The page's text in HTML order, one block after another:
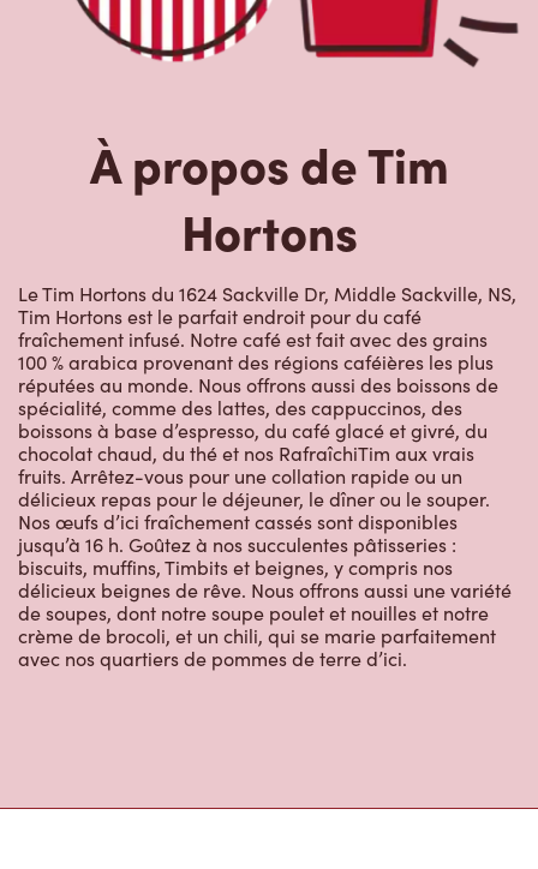
À propos de Tim
Hortons
Le Tim Hortons du 1624 Sackville Dr, Middle Sackville, NS,
Tim Hortons est le parfait endroit pour du café
fraîchement infusé. Notre café est fait avec des grains
100 % arabica provenant des régions caféières les plus
réputées au monde. Nous offrons aussi des boissons de
spécialité, comme des lattes, des cappuccinos, des
boissons à base d’espresso, du café glacé et givré, du
chocolat chaud, du thé et nos RafraîchiTim aux vrais
fruits. Arrêtez-vous pour une collation rapide ou un
délicieux repas pour le déjeuner, le dîner ou le souper.
Nos œufs d’ici fraîchement cassés sont disponibles
jusqu’à 16 h. Goûtez à nos succulentes pâtisseries :
biscuits, muffins, Timbits et beignes, y compris nos
délicieux beignes de rêve. Nous offrons aussi une variété
de soupes, dont notre soupe poulet et nouilles et notre
crème de brocoli, et un chili, qui se marie parfaitement
avec nos quartiers de pommes de terre d’ici.